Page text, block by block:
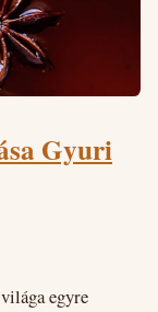
Gyuri
egyre